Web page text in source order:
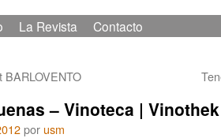
La Revista Contacto
BARLOVENTO
– Vinoteca | Vinothek
por usm